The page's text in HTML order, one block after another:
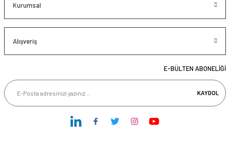
Kurumsal
Alışveriş
E-BÜLTEN ABONELİĞİ
KAYDOL